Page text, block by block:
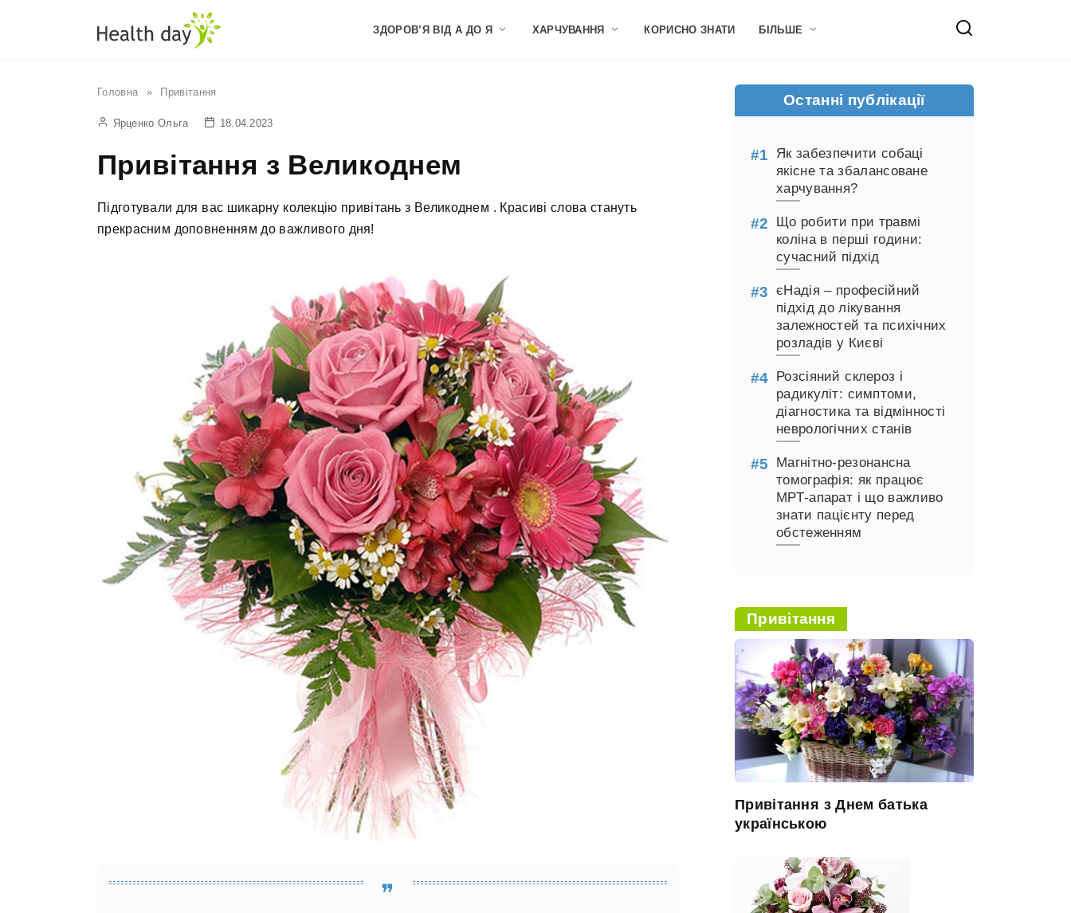
ЗДОРОВ’Я ВІД А ДО Я ХАРЧУВАННЯ КОРИСНО ЗНАТИ БІЛЬШЕ
Головна » Привітання
Ярценко Ольга 18.04.2023
Привітання з Великоднем
Підготували для вас шикарну колекцію привітань з Великоднем . Красиві слова стануть
прекрасним доповненням до важливого дня!
Останні публікації
Як забезпечити собаці
якісне та збалансоване
харчування?
Що робити при травмі
коліна в перші години:
сучасний підхід
єНадія – професійний
підхід до лікування
залежностей та психічних
розладів у Києві
Розсіяний склероз і
радикуліт: симптоми,
діагностика та відмінності
неврологічних станів
Магнітно-резонансна
томографія: як працює
МРТ-апарат і що важливо
знати пацієнту перед
обстеженням
Привітання
Привітання з Днем батька
українською